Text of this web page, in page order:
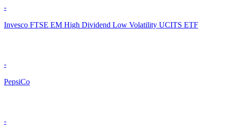
-
Invesco FTSE EM High Dividend Low Volatility UCITS ETF
-
PepsiCo
-